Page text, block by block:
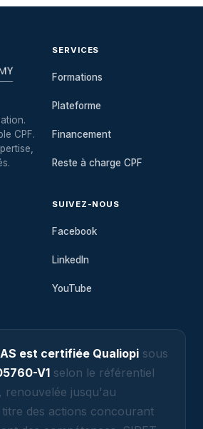
CPF.
SERVICES
Formations
Plateforme
Financement
Reste à charge CPF
SUIVEZ-NOUS
Facebook
LinkedIn
YouTube
est certifiée Qualiopi sous
V1 selon le référentiel
renouvelée jusqu'au
des actions concourant